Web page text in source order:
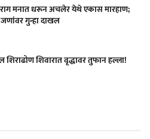
राग मनात धरून अचलेर येथे एकास मारहाण;
गुन्हा दाखल
शिवारात वृद्धावर तुफान हल्ला!